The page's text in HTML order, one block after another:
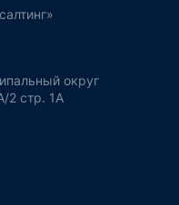
округ
2 стр. 1А